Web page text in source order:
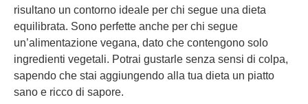
risultano un contorno ideale per chi segue una dieta
equilibrata. Sono perfette anche per chi segue
un’alimentazione vegana, dato che contengono solo
ingredienti vegetali. Potrai gustarle senza sensi di colpa,
sapendo che stai aggiungendo alla tua dieta un piatto
sano e ricco di sapore.